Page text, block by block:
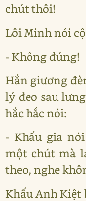
chút thôi!
Lôi Minh nói
- Không đúng!
Hắn giương
lý đeo sau
hắc hắc nói:
- Khấu gia
một chút mà
theo, nghe
Khấu Anh Kiệt